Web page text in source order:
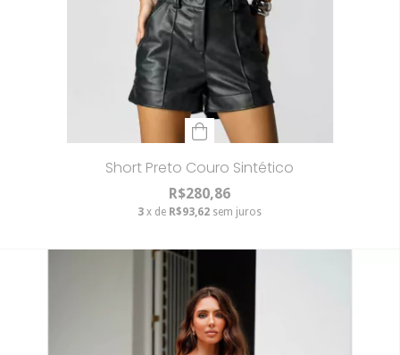
Short Preto Couro Sintético
R$280,86
3 x de R$93,62 sem juros